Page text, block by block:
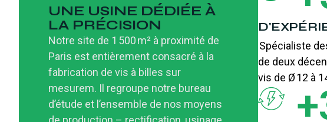
UNE USINE DÉDIÉE À
LA PRÉCISION
Notre site de 1 500 m² à proximité de
Paris est entièrement consacré à la
fabrication de vis à billes sur
mesurem. Il regroupe notre bureau
d’étude et l’ensemble de nos moyens
Spécialiste
de deux
vis de Ø 12 à
+